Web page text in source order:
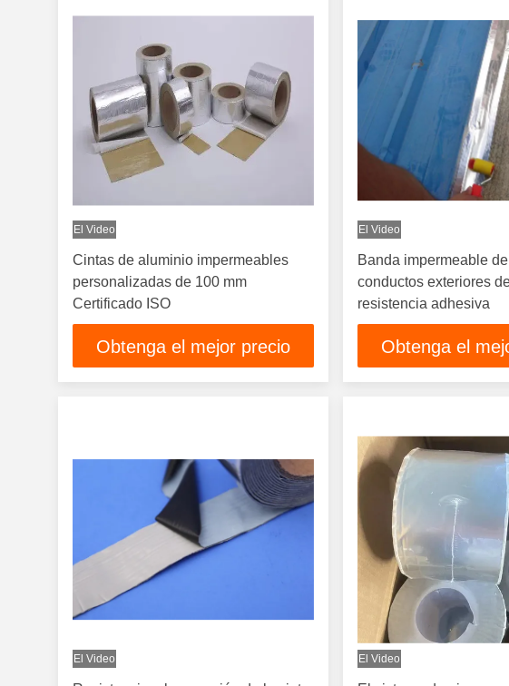
El Video
Cintas de aluminio impermeables
personalizadas de 100 mm
Certificado ISO
Obtenga el mejor precio
El Video
Banda impermeable
conductos exteriores
resistencia adhesiva
Obtenga el
El Video El Video